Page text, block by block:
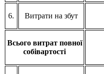
6. Витрати на збут
Всього витрат повної
собівартості